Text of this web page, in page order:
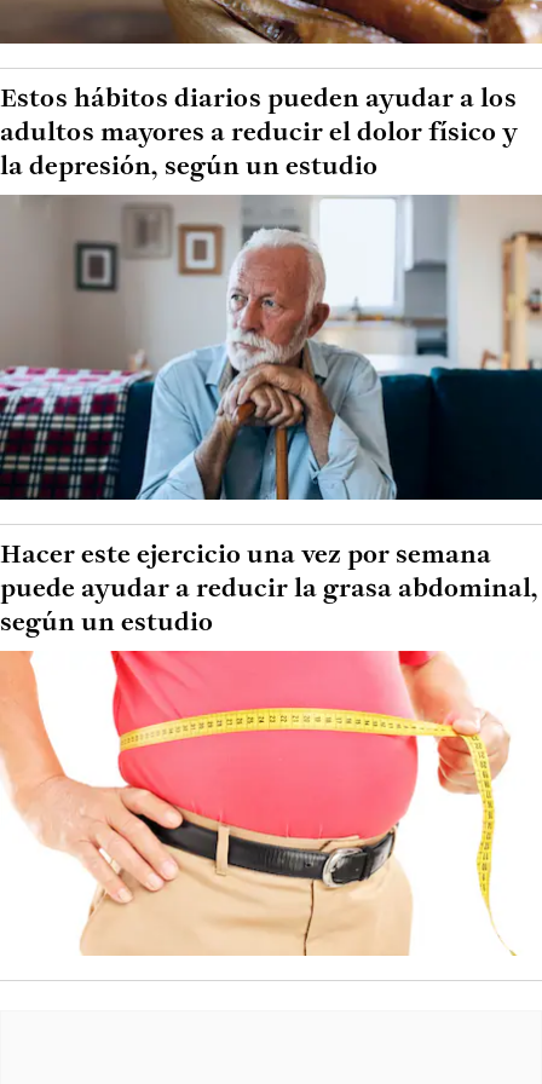
Estos hábitos diarios pueden ayudar a los
adultos mayores a reducir el dolor físico y
la depresión, según un estudio
Hacer este ejercicio una vez por semana
puede ayudar a reducir la grasa abdominal,
según un estudio